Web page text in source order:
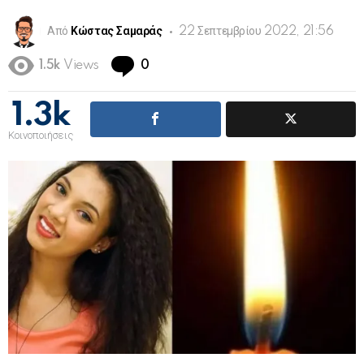
Από Κώστας Σαμαράς 22 Σεπτεμβρίου 2022, 21:56
1.5k Views 0
1.3k
Κοινοποιήσεις